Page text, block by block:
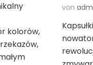
kolorów,
von